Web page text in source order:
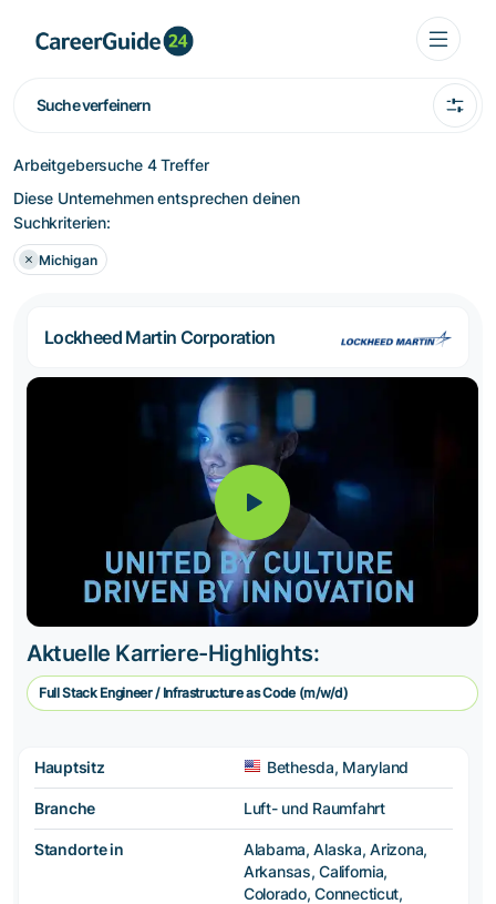
Suche verfeinern
Arbeitgebersuche 4 Treffer
Diese Unternehmen entsprechen deinen
Suchkriterien:
Michigan
Lockheed Martin Corporation
Aktuelle Karriere-Highlights:
Full Stack Engineer / Infrastructure as Code (m/w/d)
Hauptsitz Bethesda, Maryland
Branche Luft- und Raumfahrt
Standorte in
Alabama, Alaska, Arizona,
Arkansas, California,
Colorado, Connecticut,